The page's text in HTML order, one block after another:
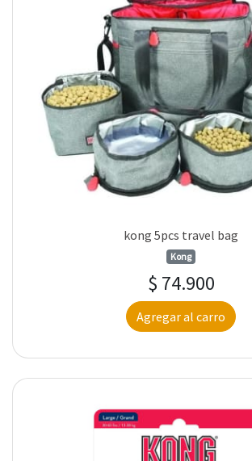
kong 5pcs travel bag
Kong
$ 74.900
Agregar al carro